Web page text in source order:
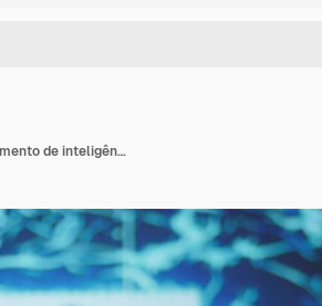
Close-up de laptop de tela isolada usado para o desenvolvimento de inteligência artificial